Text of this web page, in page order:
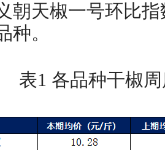
朝天椒一号环比
种。
表1 各品种干椒